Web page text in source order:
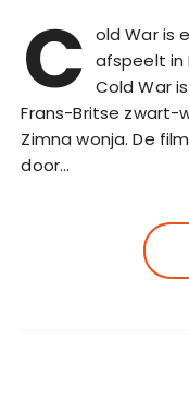
C old War is
afspeelt in
Cold War
Frans-Britse zwart-
Zimna wonja. De
door…